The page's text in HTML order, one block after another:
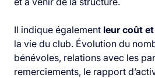
Il indique également leur coût
la vie du club. Évolution du
bénévoles, relations avec les
remerciements, le rapport